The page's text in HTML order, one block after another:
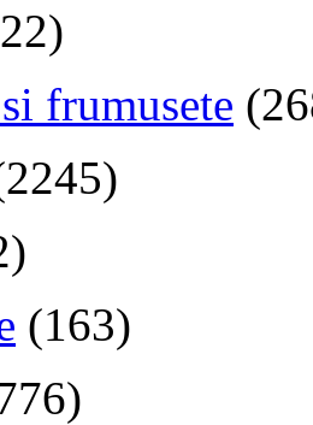
frumusete
(163)